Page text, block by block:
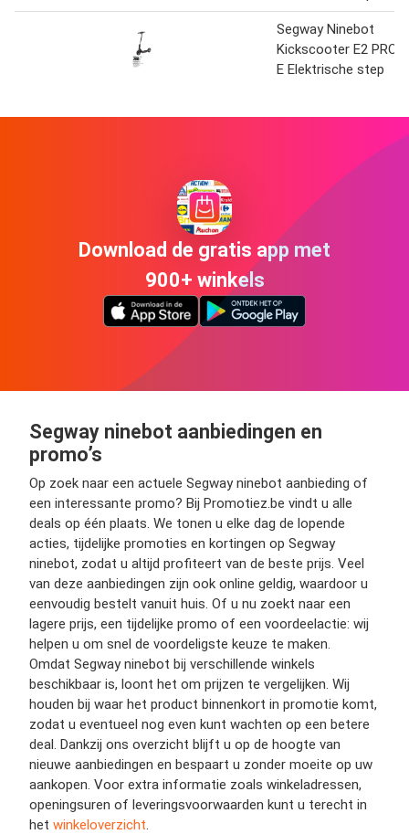
Segway Ninebot
Kickscooter E2 PRO
E Elektrische step
Download de gratis app met
900+ winkels
Segway ninebot aanbiedingen en
promo’s
Op zoek naar een actuele Segway ninebot aanbieding of
een interessante promo? Bij Promotiez.be vindt u alle
deals op één plaats. We tonen u elke dag de lopende
acties, tijdelijke promoties en kortingen op Segway
ninebot, zodat u altijd profiteert van de beste prijs. Veel
van deze aanbiedingen zijn ook online geldig, waardoor u
eenvoudig bestelt vanuit huis. Of u nu zoekt naar een
lagere prijs, een tijdelijke promo of een voordeelactie: wij
helpen u om snel de voordeligste keuze te maken.
Omdat Segway ninebot bij verschillende winkels
beschikbaar is, loont het om prijzen te vergelijken. Wij
houden bij waar het product binnenkort in promotie komt,
zodat u eventueel nog even kunt wachten op een betere
deal. Dankzij ons overzicht blijft u op de hoogte van
nieuwe aanbiedingen en bespaart u zonder moeite op uw
aankopen. Voor extra informatie zoals winkeladressen,
openingsuren of leveringsvoorwaarden kunt u terecht in
het winkeloverzicht